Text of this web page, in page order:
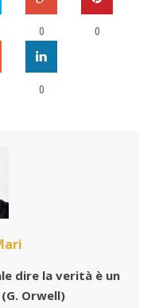
0 0
0
dire la verità è un
(G. Orwell)